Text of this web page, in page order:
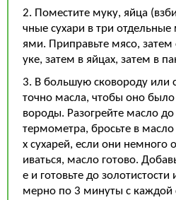
2. Поместите муку, яйца
чные сухари в три
ями. Приправьте мясо, затем
уке, затем в яйцах, затем в
3. В большую сковороду или
точно масла, чтобы оно
вороды. Разогрейте масло
термометра, бросьте в
х сухарей, если они немного
иваться, масло готово.
е и готовьте до
мерно по 3 минуты с каждой